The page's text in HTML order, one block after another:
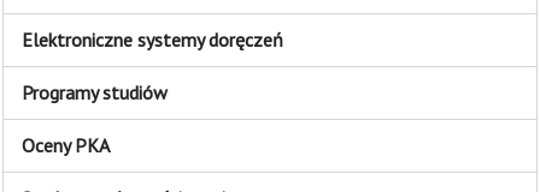
Elektroniczne systemy doręczeń
Programy studiów
Oceny PKA